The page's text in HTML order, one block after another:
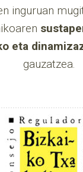
inguruan
eta
gauzatzea.